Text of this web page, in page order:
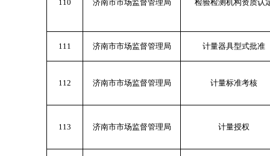
110 济南市市场监督管理局 检验检测机构资质认
111 济南市市场监督管理局 计量器具型式批准
112 济南市市场监督管理局 计量标准考核
113 济南市市场监督管理局 计量授权